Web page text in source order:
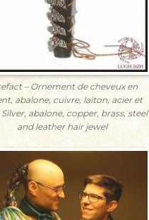
– Ornement de cheveux en
abalone, cuivre, laiton, acier et
Silver, abalone, copper, brass, steel
and leather hair jewel